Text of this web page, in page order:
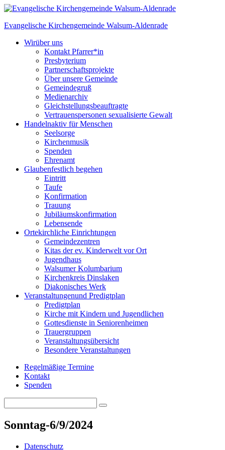
Skip
content
Evangelische Kirchengemeinde Walsum-Aldenrade
Wirüber uns
Kontakt Pfarrer*in
Presbyterium
Partnerschaftsprojekte
Über unsere Gemeinde
Gemeindegruß
Medienarchiv
Gleichstellungs­beauftragte
Vertrauenspersonen sexualisierte Gewalt
Handelnaktiv für Menschen
Seelsorge
Kirchenmusik
Spenden
Ehrenamt
Glaubenfestlich begehen
Eintritt
Taufe
Konfirmation
Trauung
Jubiläumskonfirmation
Lebensende
Ortekirchliche Einrichtungen
Gemeindezentren
Kitas der ev. Kinderwelt vor Ort
Jugendhaus
Walsumer Kolumbarium
Kirchenkreis Dinslaken
Diakonisches Werk
Veranstaltungenund Predigtplan
Predigtplan
Kirche mit Kindern und Jugendlichen
Gottesdienste in Seniorenheimen
Trauergruppen
Veranstaltungsübersicht
Besondere Veranstaltungen
Regelmäßige Termine
Kontakt
Spenden
for:
Search
Sonntag-6/9/2024
Datenschutz